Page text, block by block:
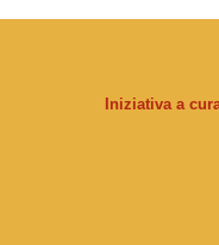
Iniziativa a